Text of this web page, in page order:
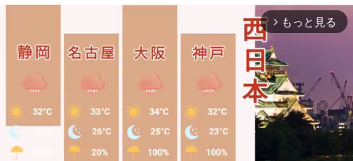
arrow_forward_ios もっと見る